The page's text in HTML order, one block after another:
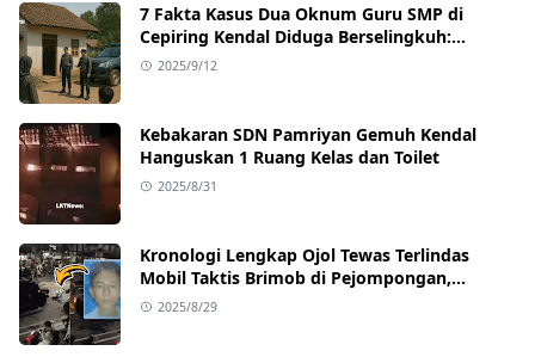
7 Fakta Kasus Dua Oknum Guru SMP di
Cepiring Kendal Diduga Berselingkuh:
Kronologi, Pengakuan, hingga Sanksi
2025/9/12
Kebakaran SDN Pamriyan Gemuh Kendal
Hanguskan 1 Ruang Kelas dan Toilet
2025/8/31
Kronologi Lengkap Ojol Tewas Terlindas
Mobil Taktis Brimob di Pejompongan,
Ternyata Sedang Antar Orderan
2025/8/29